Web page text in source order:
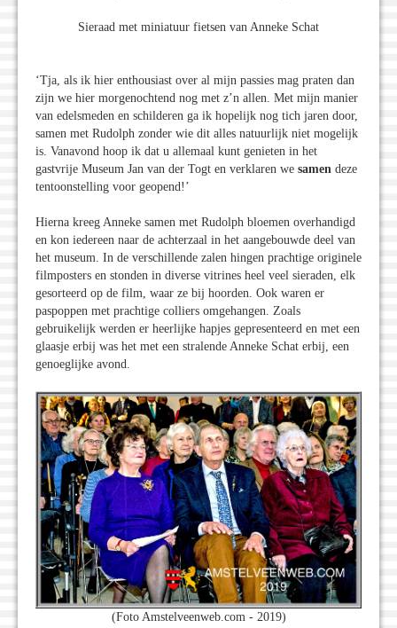
Sieraad met miniatuur fietsen van Anneke Schat
‘Tja, als ik hier enthousiast over al mijn passies mag praten dan
zijn we hier morgenochtend nog met z’n allen. Met mijn manier
van edelsmeden en schilderen ga ik hopelijk nog tich jaren door,
samen met Rudolph zonder wie dit alles natuurlijk niet mogelijk
is. Vanavond hoop ik dat u allemaal kunt genieten in het
gastvrije Museum Jan van der Togt en verklaren we samen deze
tentoonstelling voor geopend!’
Hierna kreeg Anneke samen met Rudolph bloemen overhandigd
en kon iedereen naar de achterzaal in het aangebouwde deel van
het museum. In de verschillende zalen hingen prachtige originele
filmposters en stonden in diverse vitrines heel veel sieraden, elk
gesorteerd op de film, waar ze bij hoorden. Ook waren er
paspoppen met prachtige colliers omgehangen. Zoals
gebruikelijk werden er heerlijke hapjes gepresenteerd en met een
glaasje erbij was het met een stralende Anneke Schat erbij, een
genoeglijke avond.
(Foto Amstelveenweb.com - 2019)